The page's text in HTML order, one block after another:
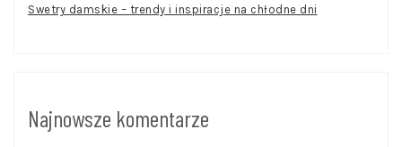
Swetry damskie – trendy i inspiracje na chłodne dni
Najnowsze komentarze